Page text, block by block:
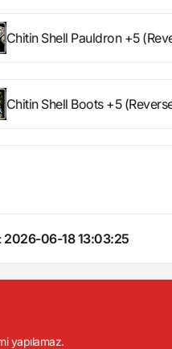
Chitin Shell Pauldron +5
Chitin Shell Boots +5
2026-06-18 13:03:25
yapılamaz.